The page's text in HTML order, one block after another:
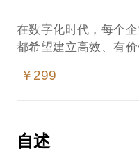
在数字化时代，每个
都希望建立高效、有
和字段搭建企业管理
在上述工作中，我有
￥299
自述